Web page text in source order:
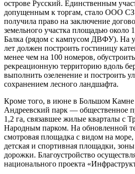
острове Русский. Единственным
допущенным к торгам, стало ООО
получила право на заключение
земельного участка площадью около
Балка (рядом с кампусом ДВФУ). На
лет должен построить гостиницу
менее чем на 100 номеров,
рекреационную территорию вдоль
выполнить озеленение и построить
сохранением лесного ландшафта.
Кроме того, в июне в Большом
Андреевский парк — общественное
1,2 га, связавшее жилые кварталы с
Народным парком. На обновленной
смотровая площадка с видом на
детская и спортивная площадки,
дорожки. Благоустройство
национального проекта